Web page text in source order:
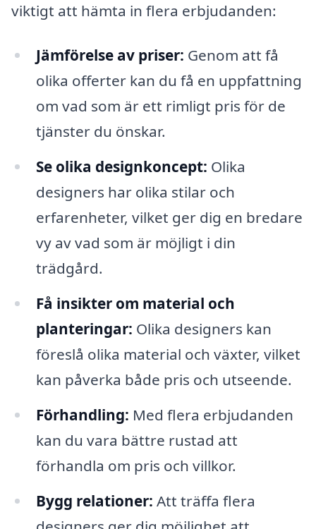
viktigt att hämta in flera erbjudanden:
Jämförelse av priser: Genom att få
olika offerter kan du få en uppfattning
om vad som är ett rimligt pris för de
tjänster du önskar.
Se olika designkoncept: Olika
designers har olika stilar och
erfarenheter, vilket ger dig en bredare
vy av vad som är möjligt i din
trädgård.
Få insikter om material och
planteringar: Olika designers kan
föreslå olika material och växter, vilket
kan påverka både pris och utseende.
Förhandling: Med flera erbjudanden
kan du vara bättre rustad att
förhandla om pris och villkor.
Bygg relationer: Att träffa flera